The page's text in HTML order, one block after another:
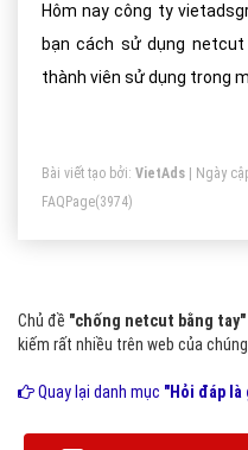
Hôm nay công ty
bạn cách sử dụng
thành viên sử dụng trong
Bài viết tạo bởi: VietAds | Ngày
FAQPage(3974)
Chủ đề "chống netcut bằng tay"
kiếm rất nhiều trên web của
Quay lại danh mục "Hỏi đáp là